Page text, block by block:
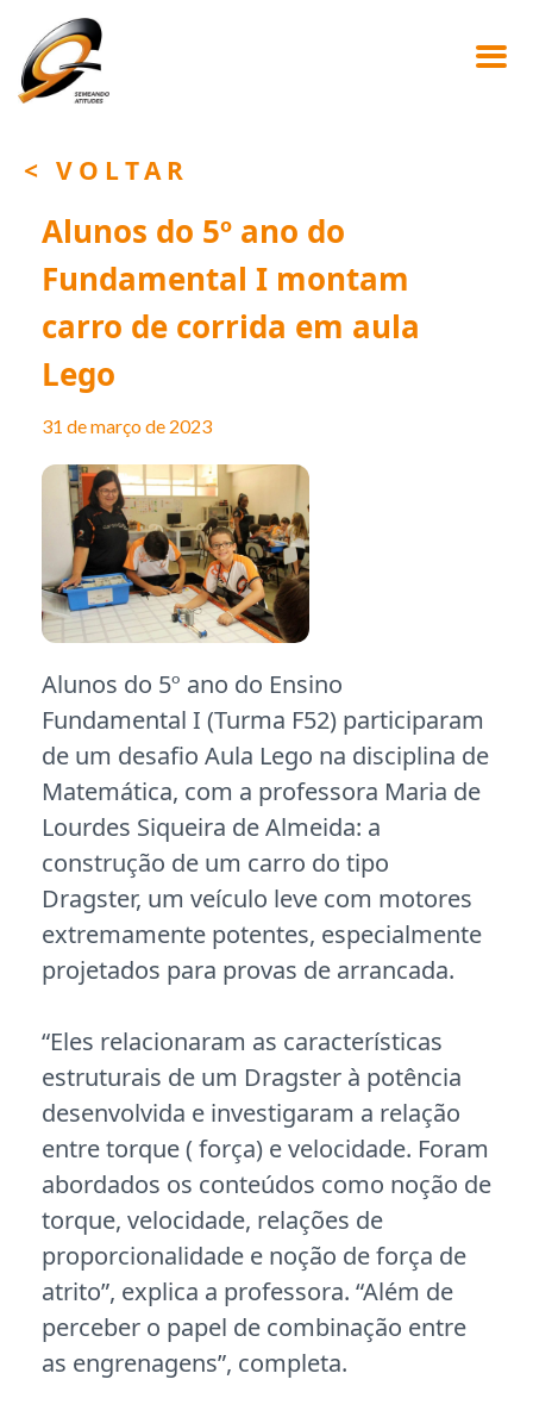
< VOLTAR
Alunos do 5º ano do
Fundamental I montam
carro de corrida em aula
Lego
31 de março de 2023
Alunos do 5º ano do Ensino
Fundamental I (Turma F52) participaram
de um desafio Aula Lego na disciplina de
Matemática, com a professora Maria de
Lourdes Siqueira de Almeida: a
construção de um carro do tipo
Dragster, um veículo leve com motores
extremamente potentes, especialmente
projetados para provas de arrancada.
“Eles relacionaram as características
estruturais de um Dragster à potência
desenvolvida e investigaram a relação
entre torque ( força) e velocidade. Foram
abordados os conteúdos como noção de
torque, velocidade, relações de
proporcionalidade e noção de força de
atrito”, explica a professora. “Além de
perceber o papel de combinação entre
as engrenagens”, completa.